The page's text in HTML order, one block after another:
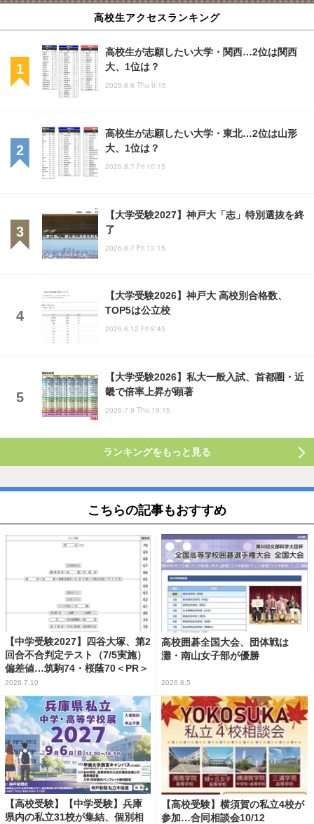
高校生アクセスランキング
高校生が志願したい大学・関西…2位は関西
大、1位は？
2026.8.6 Thu 9:15
高校生が志願したい大学・東北…2位は山形
大、1位は？
2026.8.7 Fri 10:15
【大学受験2027】神戸大「志」特別選抜を終
了
2026.8.7 Fri 13:15
【大学受験2026】神戸大 高校別合格数、
TOP5は公立校
2026.6.12 Fri 9:45
【大学受験2026】私大一般入試、首都圏・近
畿で倍率上昇が顕著
2026.7.9 Thu 19:15
ランキングをもっと見る
こちらの記事もおすすめ
【中学受験2027】四谷大塚、第2
回合不合判定テスト（7/5実施）
偏差値…筑駒74・桜蔭70＜PR＞
2026.7.10
高校囲碁全国大会、団体戦は
灘・南山女子部が優勝
2026.8.5
【高校受験】【中学受験】兵庫
県内の私立31校が集結、個別相
【高校受験】横須賀の私立4校が
参加…合同相談会10/12